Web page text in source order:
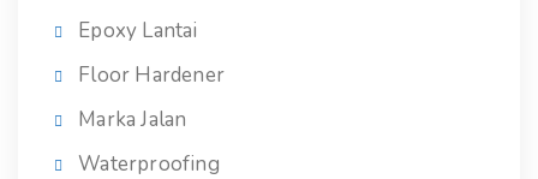
Epoxy Lantai
Floor Hardener
Marka Jalan
Waterproofing